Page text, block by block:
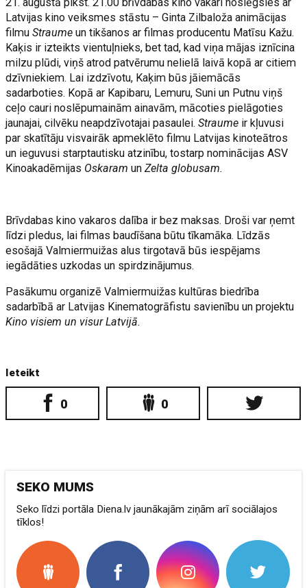
Latvijas kino veiksmes stāstu – Ginta Zilbaloža animācijas
filmuStraume un tikšanos ar filmas producentu Matīsu Kažu.
Kaķis ir izteikts vientuļnieks, bet tad, kad viņa mājas iznīcina
milzu plūdi, viņš atrod patvērumu nelielā laivā kopā ar citiem
dzīvniekiem. Lai izdzīvotu, Kaķim būs jāiemācās
sadarboties. Kopā ar Kapibaru, Lemuru, Suni un Putnu viņš
ceļo cauri noslēpumainām ainavām, mācoties pielāgoties
jaunajai, cilvēku neapdzīvotajai pasaulei.Straume ir kļuvusi
par skatītāju visvairāk apmeklēto filmu Latvijas kinoteātros
un ieguvusi starptautisku atzinību, tostarp nominācijas ASV
Kinoakadēmijas OskaramunZelta globusam.
Brīvdabas kino vakaros dalība ir bez maksas. Droši var ņemt
līdzi pledus, lai filmas baudīšana būtu tīkamāka. Līdzās
esošajā Valmiermuižas alus tirgotavā būs iespējams
iegādāties uzkodas un spirdzinājumus.
Pasākumu organizē Valmiermuižas kultūras biedrība
sadarbībā ar Latvijas Kinematogrāfistu savienību un projektu
Kino visiem un visur Latvijā.
Ieteikt
0 0
SEKO MUMS
Seko līdzi portāla Diena.lv jaunākajām ziņām arī sociālajos
tīklos!